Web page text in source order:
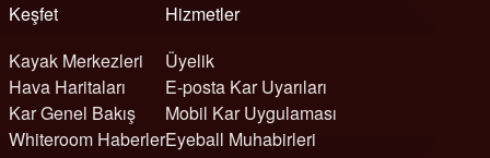
Keşfet
Kayak Merkezleri
Hava Haritaları
Kar Genel Bakış
Whiteroom Haberler
Hizmetler
Üyelik
E-posta Kar Uyarıları
Mobil Kar Uygulaması
Eyeball Muhabirleri